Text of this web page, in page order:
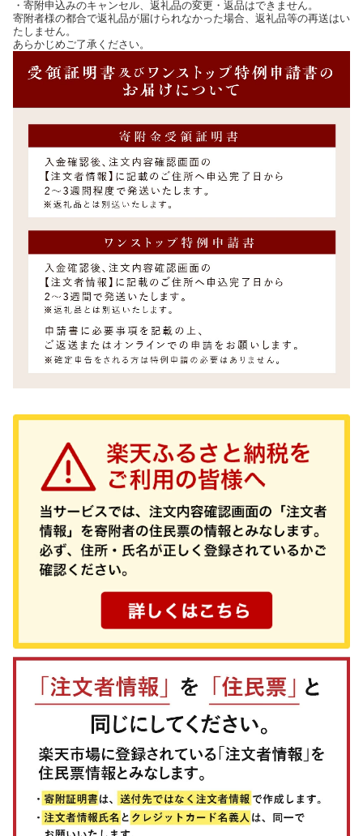
・寄附申込みのキャンセル、返礼品の変更・返品はできません。
寄附者様の都合で返礼品が届けられなかった場合、返礼品等の再送はい
たしません。
あらかじめご了承ください。